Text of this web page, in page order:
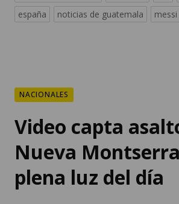
españa noticias de guatemala messi
NACIONALES
Video capta
Nueva
plena luz del día